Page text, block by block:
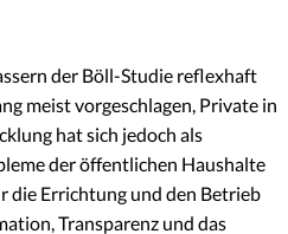
der Böll-Studie reflexhaft
meist vorgeschlagen, Private in
hat sich jedoch als
der öffentlichen Haushalte
die Errichtung und den Betrieb
Transparenz und das